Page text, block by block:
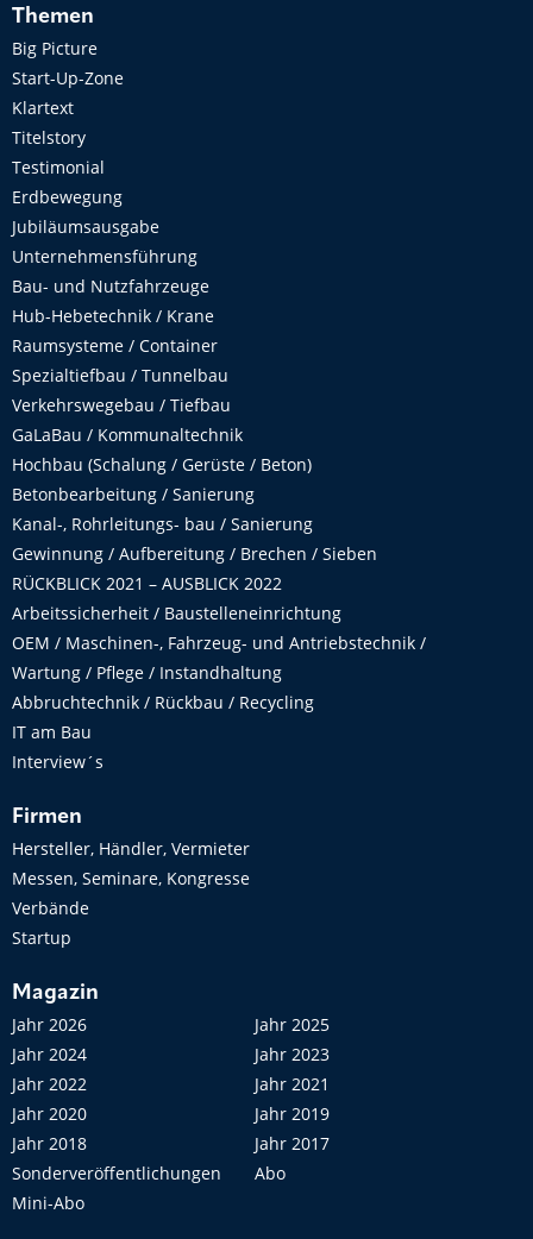
Themen
Big Picture
Start-Up-Zone
Klartext
Titelstory
Testimonial
Erdbewegung
Jubiläumsausgabe
Unternehmensführung
Bau- und Nutzfahrzeuge
Hub-Hebetechnik / Krane
Raumsysteme / Container
Spezialtiefbau / Tunnelbau
Verkehrswegebau / Tiefbau
GaLaBau / Kommunaltechnik
Hochbau (Schalung / Gerüste / Beton)
Betonbearbeitung / Sanierung
Kanal-, Rohrleitungs- bau / Sanierung
Gewinnung / Aufbereitung / Brechen / Sieben
RÜCKBLICK 2021 – AUSBLICK 2022
Arbeitssicherheit / Baustelleneinrichtung
OEM / Maschinen-, Fahrzeug- und Antriebstechnik /
Wartung / Pflege / Instandhaltung
Abbruchtechnik / Rückbau / Recycling
IT am Bau
Interview´s
Firmen
Hersteller, Händler, Vermieter
Messen, Seminare, Kongresse
Verbände
Startup
Magazin
Jahr 2026
Jahr 2025
Jahr 2024
Jahr 2023
Jahr 2022
Jahr 2021
Jahr 2020
Jahr 2019
Jahr 2018
Jahr 2017
Sonderveröffentlichungen
Abo
Mini-Abo